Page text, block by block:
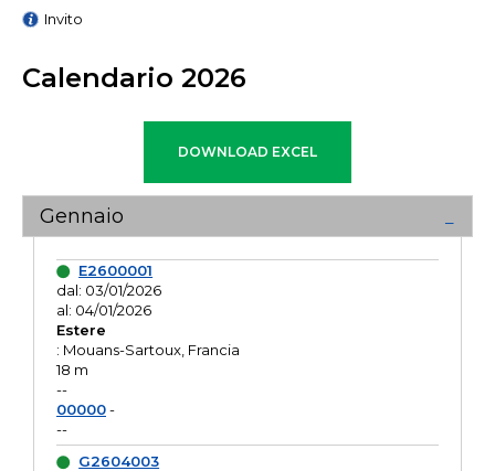
Invito
Calendario 2026
Gennaio
E2600001
dal: 03/01/2026
al: 04/01/2026
Estere
: Mouans-Sartoux, Francia
18 m
--
00000-
--
G2604003